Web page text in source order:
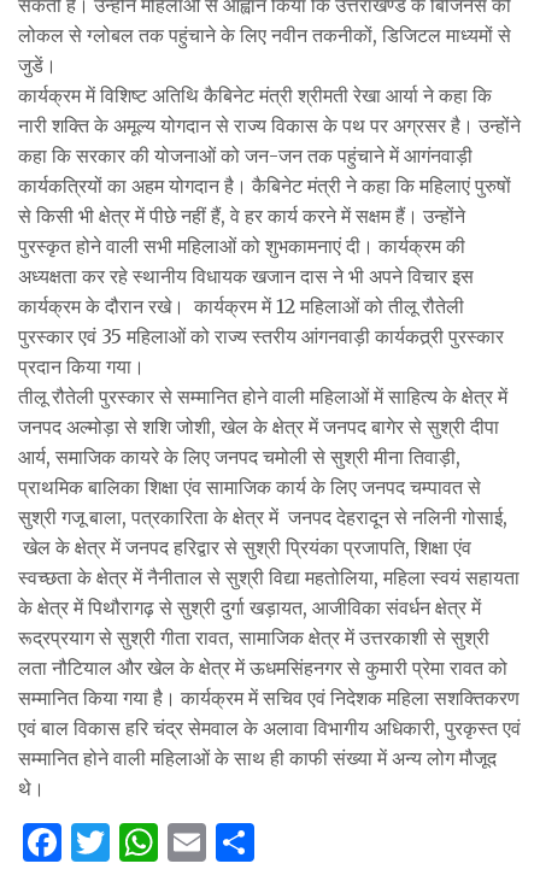
लोकल से ग्लोबल तक पहुंचाने के लिए नवीन तकनीकों, डिजिटल माध्यमों से
जुडें।
कार्यक्रम में विशिष्ट अतिथि कैबिनेट मंत्री श्रीमती रेखा आर्या ने कहा कि
नारी शक्ति के अमूल्य योगदान से राज्य विकास के पथ पर अग्रसर है। उन्होंने
कहा कि सरकार की योजनाओं को जन-जन तक पहुंचाने में आगंनवाड़ी
कार्यकत्रियों का अहम योगदान है। कैबिनेट मंत्री ने कहा कि महिलाएं पुरुषों
से किसी भी क्षेत्र में पीछे नहीं हैं, वे हर कार्य करने में सक्षम हैं। उन्होंने
पुरस्कृत होने वाली सभी महिलाओं को शुभकामनाएं दी। कार्यक्रम की
अध्यक्षता कर रहे स्थानीय विधायक खजान दास ने भी अपने विचार इस
कार्यक्रम के दौरान रखे। कार्यक्रम में 12 महिलाओं को तीलू रौतेली
पुरस्कार एवं 35 महिलाओं को राज्य स्तरीय आंगनवाड़ी कार्यकत्र्री पुरस्कार
प्रदान किया गया।
तीलू रौतेली पुरस्कार से सम्मानित होने वाली महिलाओं में साहित्य के क्षेत्र में
जनपद अल्मोड़ा से शशि जोशी, खेल के क्षेत्र में जनपद बागेर से सुश्री दीपा
आर्य, समाजिक कायरे के लिए जनपद चमोली से सुश्री मीना तिवाड़ी,
प्राथमिक बालिका शिक्षा एंव सामाजिक कार्य के लिए जनपद चम्पावत से
सुश्री गजू बाला, पत्रकारिता के क्षेत्र में जनपद देहरादून से नलिनी गोसाई,
खेल के क्षेत्र में जनपद हरिद्वार से सुश्री प्रियंका प्रजापति, शिक्षा एंव
स्वच्छता के क्षेत्र में नैनीताल से सुश्री विद्या महतोलिया, महिला स्वयं सहायता
के क्षेत्र में पिथौरागढ़ से सुश्री दुर्गा खड़ायत, आजीविका संवर्धन क्षेत्र में
रूद्रप्रयाग से सुश्री गीता रावत, सामाजिक क्षेत्र में उत्तरकाशी से सुश्री
लता नौटियाल और खेल के क्षेत्र में ऊधमसिंहनगर से कुमारी प्रेमा रावत को
सम्मानित किया गया है। कार्यक्रम में सचिव एवं निदेशक महिला सशक्तिकरण
एवं बाल विकास हरि चंद्र सेमवाल के अलावा विभागीय अधिकारी, पुरकृस्त एवं
सम्मानित होने वाली महिलाओं के साथ ही काफी संख्या में अन्य लोग मौजूद
थे।
F
T
W E